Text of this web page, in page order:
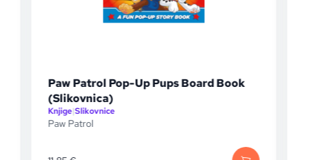
Paw Patrol Pop-Up Pups Board Book
(Slikovnica)
Knjige|Slikovnice
Paw Patrol